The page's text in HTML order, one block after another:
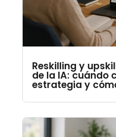
Reskilling y
de la IA: cuándo
estrategia y